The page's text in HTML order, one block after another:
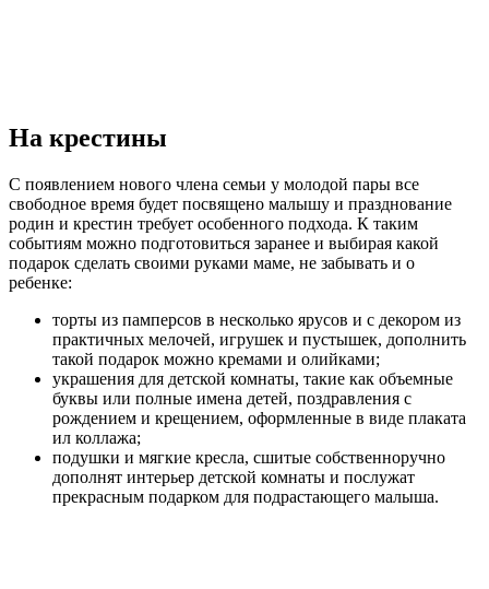
На крестины
С появлением нового члена семьи у молодой пары все
свободное время будет посвящено малышу и празднование
родин и крестин требует особенного подхода. К таким
событиям можно подготовиться заранее и выбирая какой
подарок сделать своими руками маме, не забывать и о
ребенке:
торты из памперсов в несколько ярусов и с декором из
практичных мелочей, игрушек и пустышек, дополнить
такой подарок можно кремами и олийками;
украшения для детской комнаты, такие как объемные
буквы или полные имена детей, поздравления с
рождением и крещением, оформленные в виде плаката
ил коллажа;
подушки и мягкие кресла, сшитые собственноручно
дополнят интерьер детской комнаты и послужат
прекрасным подарком для подрастающего малыша.